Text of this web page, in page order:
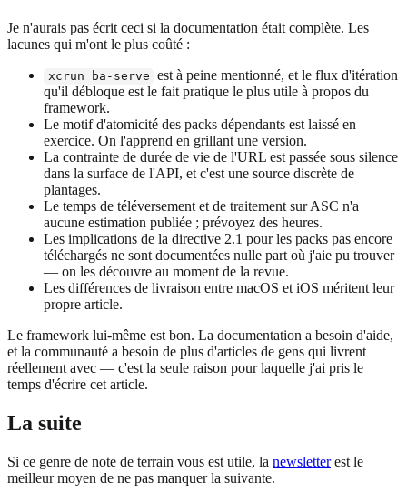
Je n'aurais pas écrit ceci si la documentation était complète. Les
lacunes qui m'ont le plus coûté :
xcrun ba-serve est à peine mentionné, et le flux d'itération
qu'il débloque est le fait pratique le plus utile à propos du
framework.
Le motif d'atomicité des packs dépendants est laissé en
exercice. On l'apprend en grillant une version.
La contrainte de durée de vie de l'URL est passée sous silence
dans la surface de l'API, et c'est une source discrète de
plantages.
Le temps de téléversement et de traitement sur ASC n'a
aucune estimation publiée ; prévoyez des heures.
Les implications de la directive 2.1 pour les packs pas encore
téléchargés ne sont documentées nulle part où j'aie pu trouver
— on les découvre au moment de la revue.
Les différences de livraison entre macOS et iOS méritent leur
propre article.
Le framework lui-même est bon. La documentation a besoin d'aide,
et la communauté a besoin de plus d'articles de gens qui livrent
réellement avec — c'est la seule raison pour laquelle j'ai pris le
temps d'écrire cet article.
La suite
Si ce genre de note de terrain vous est utile, la newsletterest le
meilleur moyen de ne pas manquer la suivante.